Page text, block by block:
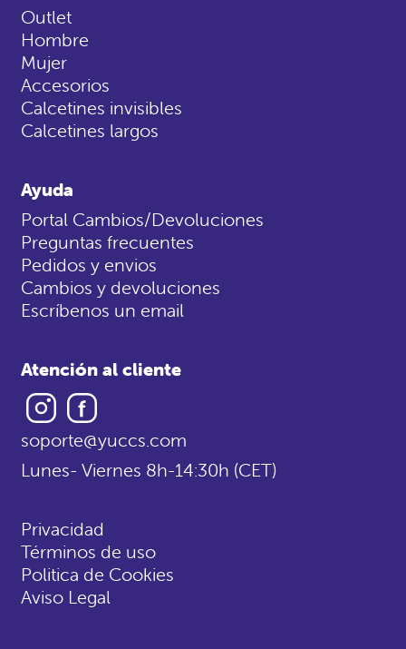
Outlet
Hombre
Mujer
Accesorios
Calcetines invisibles
Calcetines largos
Ayuda
Portal Cambios/Devoluciones
Preguntas frecuentes
Pedidos y envios
Cambios y devoluciones
Escríbenos un email
Atención al cliente
Instagram
soporte@yuccs.com
Lunes- Viernes 8h-14:30h (CET)
Privacidad
Términos de uso
Politica de Cookies
Aviso Legal